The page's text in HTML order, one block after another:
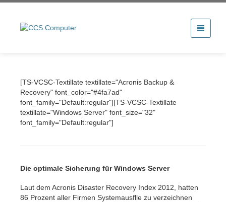
[TS-VCSC-Textillate textillate="Acronis Backup &
Recovery" font_color="#4fa7ad"
font_family="Default:regular"][TS-VCSC-Textillate
textillate="Windows Server" font_size="32"
font_family="Default:regular"]
Die optimale Sicherung für Windows Server
Laut dem Acronis Disaster Recovery Index 2012, hatten
86 Prozent aller Firmen Systemausflle zu verzeichnen